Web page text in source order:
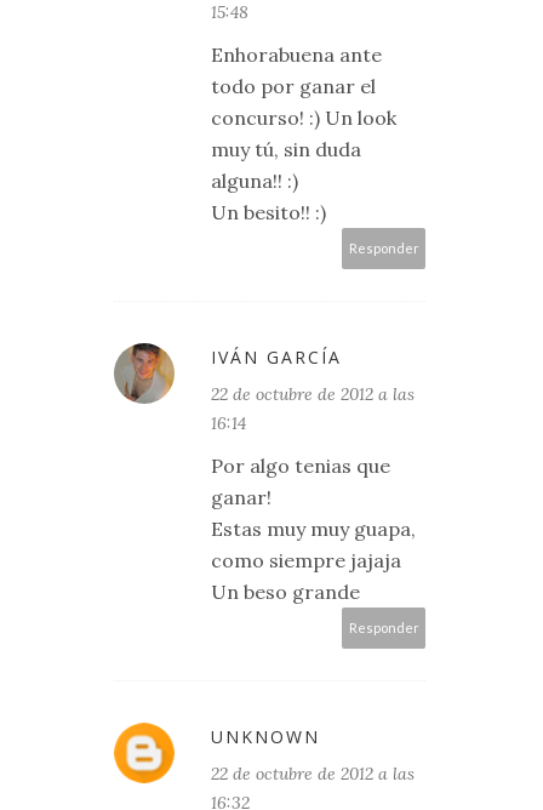
15:48
Enhorabuena ante
todo por ganar el
concurso! :) Un look
muy tú, sin duda
alguna!! :)
Un besito!! :)
Responder
IVÁN GARCÍA
22 de octubre de 2012 a las
16:14
Por algo tenias que
ganar!
Estas muy muy guapa,
como siempre jajaja
Un beso grande
Responder
UNKNOWN
22 de octubre de 2012 a las
16:32